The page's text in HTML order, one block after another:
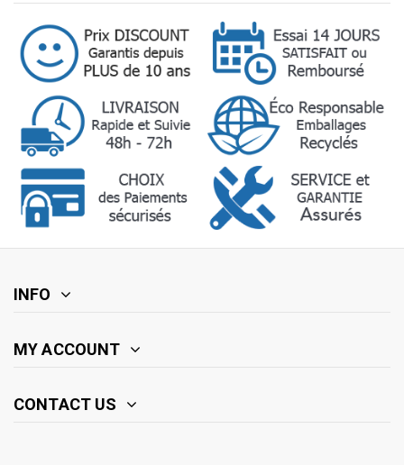
INFO
MY ACCOUNT
CONTACT US